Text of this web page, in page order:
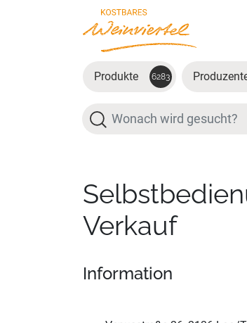
Zum Hauptinhalt springen
Produkte 6283
Suche
Verkauf
Information